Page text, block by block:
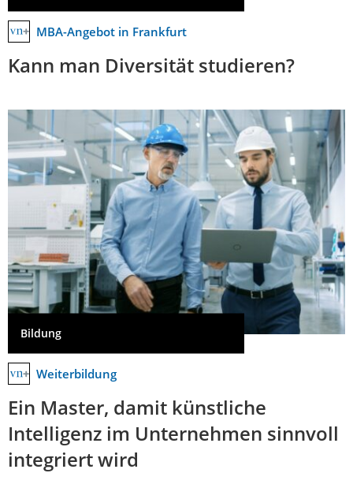
MBA-Angebot in Frankfurt
Kann man Diversität studieren?
Bildung
Weiterbildung
Ein Master, damit künstliche
Intelligenz im Unternehmen sinnvoll
integriert wird